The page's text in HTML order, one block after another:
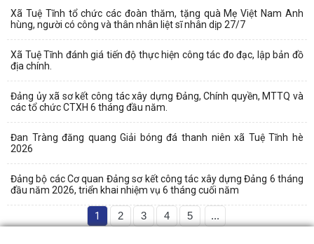
Xã Tuệ Tĩnh tổ chức các đoàn thăm, tặng quà Mẹ Việt Nam Anh
hùng, người có công và thân nhân liệt sĩ nhân dịp 27/7
Xã Tuệ Tĩnh đánh giá tiến độ thực hiện công tác đo đạc, lập bản đồ
địa chính.
Đảng ủy xã sơ kết công tác xây dựng Đảng, Chính quyền, MTTQ và
các tổ chức CTXH 6 tháng đầu năm.
Đan Tràng đăng quang Giải bóng đá thanh niên xã Tuệ Tĩnh hè
2026
Đảng bộ các Cơ quan Đảng sơ kết công tác xây dựng Đảng 6 tháng
đầu năm 2026, triển khai nhiệm vụ 6 tháng cuối năm
1 2 3 4 5 ...